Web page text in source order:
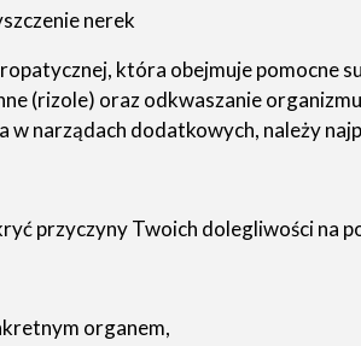
nerek
która obejmuje pomocne
(rizole) oraz odkwaszanie
w narządach dodatkowych, należy
przyczyny Twoich dolegliwości na
organem,